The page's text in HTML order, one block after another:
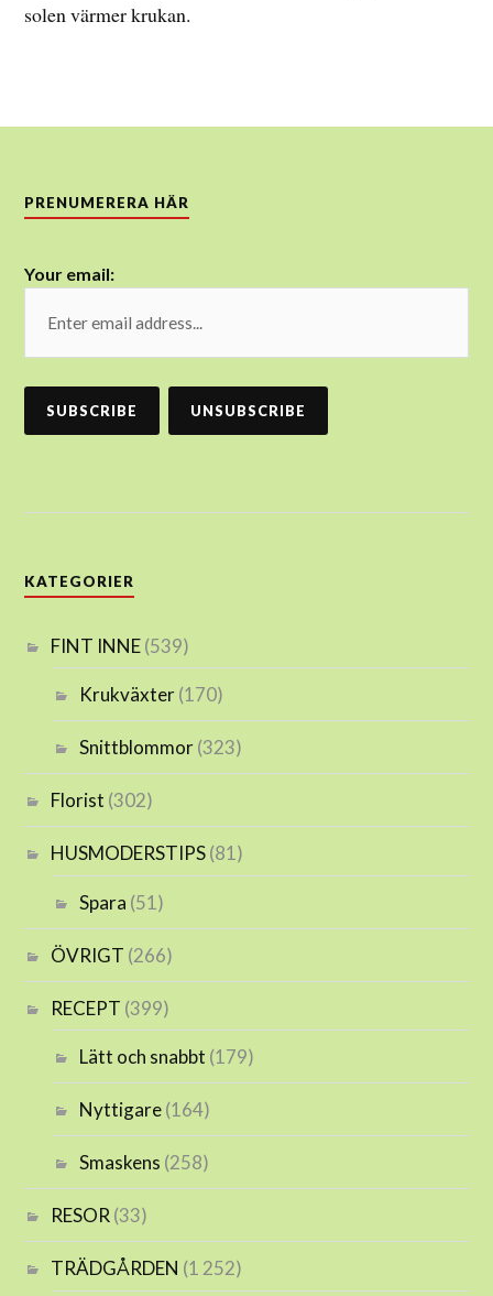
solen värmer krukan.
PRENUMERERA HÄR
Your email:
KATEGORIER
FINT INNE(539)
Krukväxter(170)
Snittblommor(323)
Florist (302)
HUSMODERSTIPS(81)
Spara (51)
ÖVRIGT (266)
RECEPT (399)
Lätt och snabbt (179)
Nyttigare(164)
Smaskens (258)
RESOR(33)
TRÄDGÅRDEN (1 252)